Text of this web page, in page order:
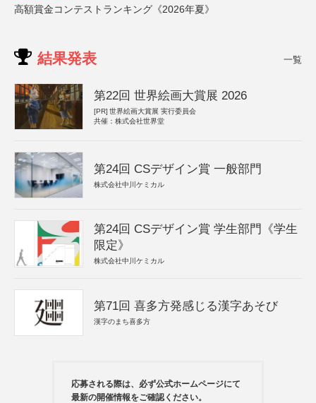
高額賞金コンテストランキング《2026年夏》
結果発表 一覧
第22回 世界絵画大賞展 2026
[PR] 世界絵画大賞展 実行委員会
共催：株式会社世界堂
第24回 CSデザイン賞 一般部門
株式会社中川ケミカル
第24回 CSデザイン賞 学生部門《学生
限定》
株式会社中川ケミカル
第71回 喜多方発感じる漢字あそび
漢字のまち喜多方
応募される際は、必ず公式ホームページにて
最新の開催情報をご確認ください。